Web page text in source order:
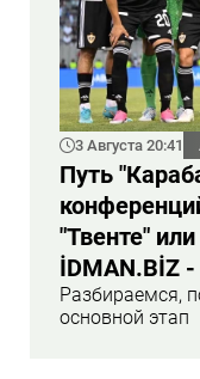
3 Августа 20:41
Путь
"Твенте"
İDMAN.BİZ
Разбираемся,
основной этап